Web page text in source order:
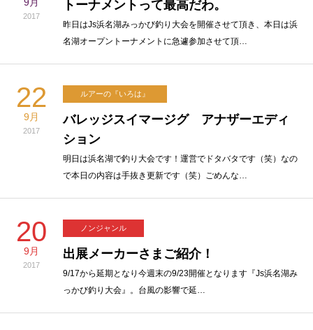
2017
トーナメントって最高だわ。
昨日はJs浜名湖みっかび釣り大会を開催させて頂き、本日は浜
名湖オープントーナメントに急遽参加させて頂…
22
9月
2017
ルアーの『いろは』
バレッジスイマージグ アナザーエディ
ション
明日は浜名湖で釣り大会です！運営でドタバタです（笑）なの
で本日の内容は手抜き更新です（笑）ごめんな…
20
9月
2017
ノンジャンル
出展メーカーさまご紹介！
9/17から延期となり今週末の9/23開催となります『Js浜名湖み
っかび釣り大会』。台風の影響で延…